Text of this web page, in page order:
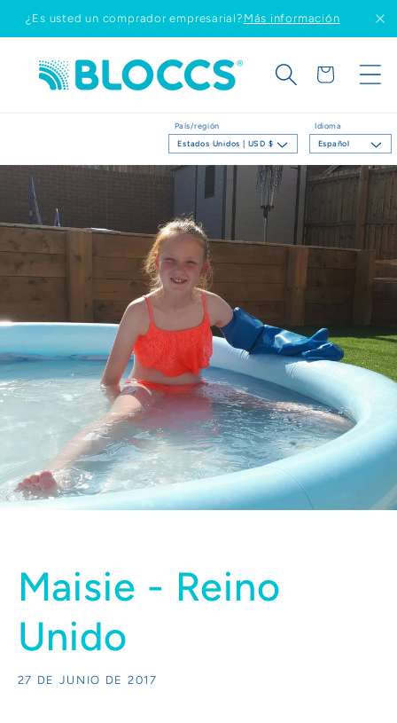
directamente
¿Es usted un comprador empresarial? Más información
País/región
Estados Unidos | USD $
Idioma
Español
Carrito
Maisie - Reino
Unido
27 DE JUNIO DE 2017